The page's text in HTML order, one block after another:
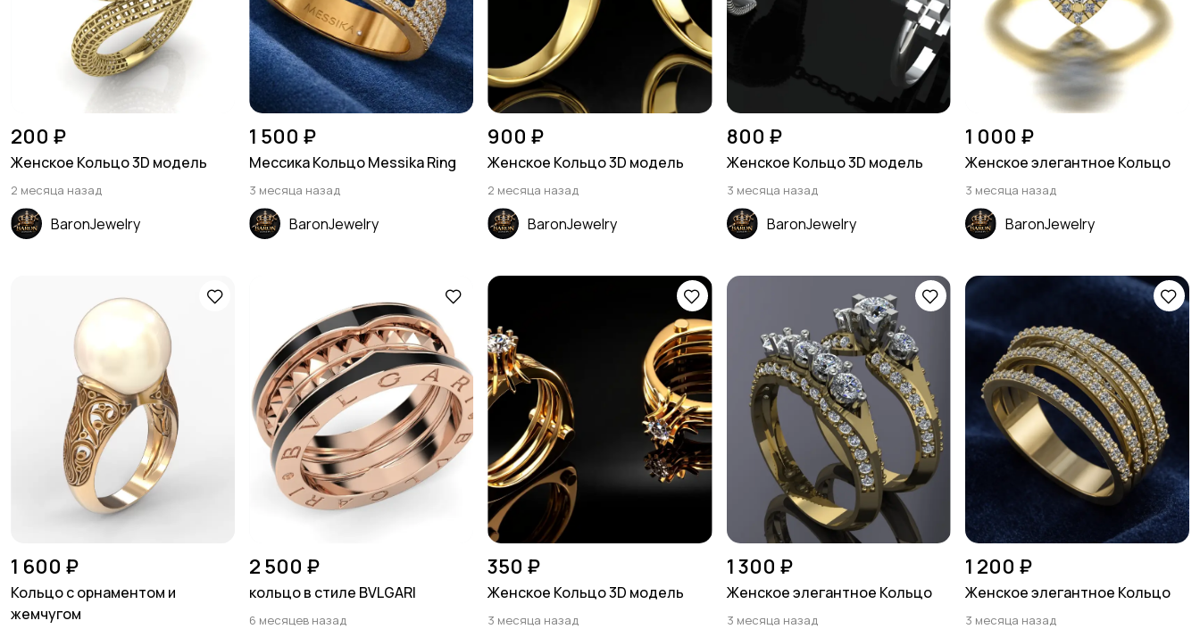
200 ₽
Женское Кольцо 3D модель
2 месяца назад
BaronJewelry
1 500 ₽
Мессика Кольцо Messika Ring
3 месяца назад
BaronJewelry
900 ₽
Женское Кольцо 3D модель
2 месяца назад
BaronJewelry
800 ₽
Женское Кольцо 3D модель
3 месяца назад
BaronJewelry
1 000 ₽
Женское элегантное Кольцо
3 месяца назад
BaronJewelry
1 600 ₽
Кольцо с орнаментом и
жемчугом
2 500 ₽
кольцо в стиле BVLGARI
6 месяцев назад
350 ₽
Женское Кольцо 3D модель
3 месяца назад
1 300 ₽
Женское элегантное Кольцо
3 месяца назад
1 200 ₽
Женское элегантное Кольцо
3 месяца назад